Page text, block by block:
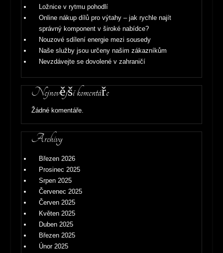
Ložnice v rytmu pohodlí
Online nákup dílů pro výtahy – jak rychle najít
správný komponent v široké nabídce?
Nouzové sdílení energie mezi sousedy
Naše služby jsou určeny našim zákazníkům
Nevzdávejte se dovolené v zahraničí
Nejnovější komentáře
Žádné komentáře.
Archivy
Březen 2026
Prosinec 2025
Srpen 2025
Červenec 2025
Červen 2025
Květen 2025
Duben 2025
Březen 2025
Únor 2025